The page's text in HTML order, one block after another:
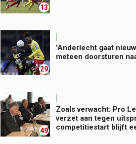
13
29
'Anderlecht gaat
meteen doorsturen
49
Zoals verwacht: Pro
verzet aan tegen
competitiestart blijft